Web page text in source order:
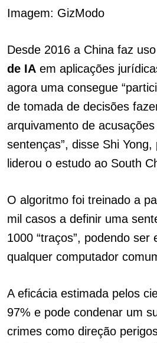
Imagem: GizModo
Desde 2016 a China faz
de IA em aplicações
agora uma consegue
de tomada de decisões
arquivamento de
sentenças”, disse Shi
liderou o estudo ao South
O algoritmo foi treinado a
mil casos a definir uma
1000 “traços”, podendo ser
qualquer computador
A eficácia estimada pelos
97% e pode condenar um
crimes como direção